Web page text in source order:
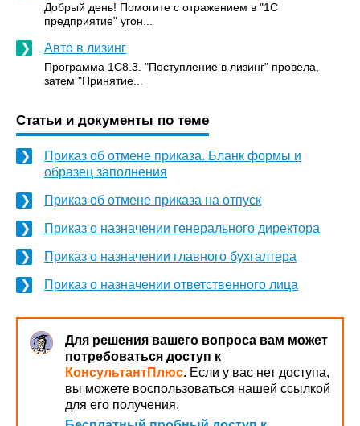
Добрый день! Помогите с отражением в "1С
предприятие" угон...
Авто в лизинг
Программа 1С8.3. "Поступление в лизинг" провела,
затем "Принятие...
Статьи и документы по теме
Приказ об отмене приказа. Бланк формы и
образец заполнения
Приказ об отмене приказа на отпуск
Приказ о назначении генерального директора
Приказ о назначении главного бухгалтера
Приказ о назначении ответственного лица
Для решения вашего вопроса вам может
потребоваться доступ к
КонсультантПлюс. Если у вас нет доступа,
вы можете воспользоваться нашей ссылкой
для его получения.